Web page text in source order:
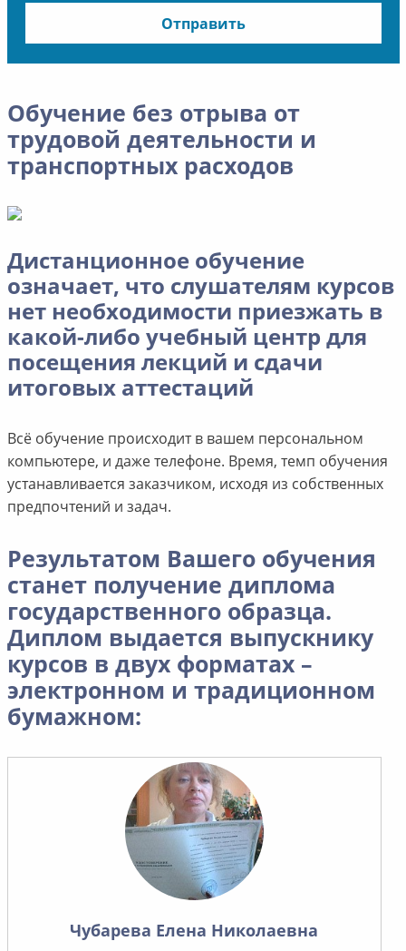
Отправить
Обучение без отрыва от
трудовой деятельности и
транспортных расходов
Дистанционное обучение
означает, что слушателям курсов
нет необходимости приезжать в
какой-либо учебный центр для
посещения лекций и сдачи
итоговых аттестаций
Всё обучение происходит в вашем персональном
компьютере, и даже телефоне. Время, темп обучения
устанавливается заказчиком, исходя из собственных
предпочтений и задач.
Результатом Вашего обучения
станет получение диплома
государственного образца.
Диплом выдается выпускнику
курсов в двух форматах –
электронном и традиционном
бумажном:
Чубарева Елена Николаевна